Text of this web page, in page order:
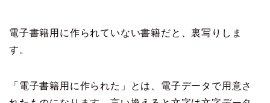
電子書籍用に作られていない書籍だと、裏写りしま
す。
「電子書籍用に作られた」とは、電子データで用意さ